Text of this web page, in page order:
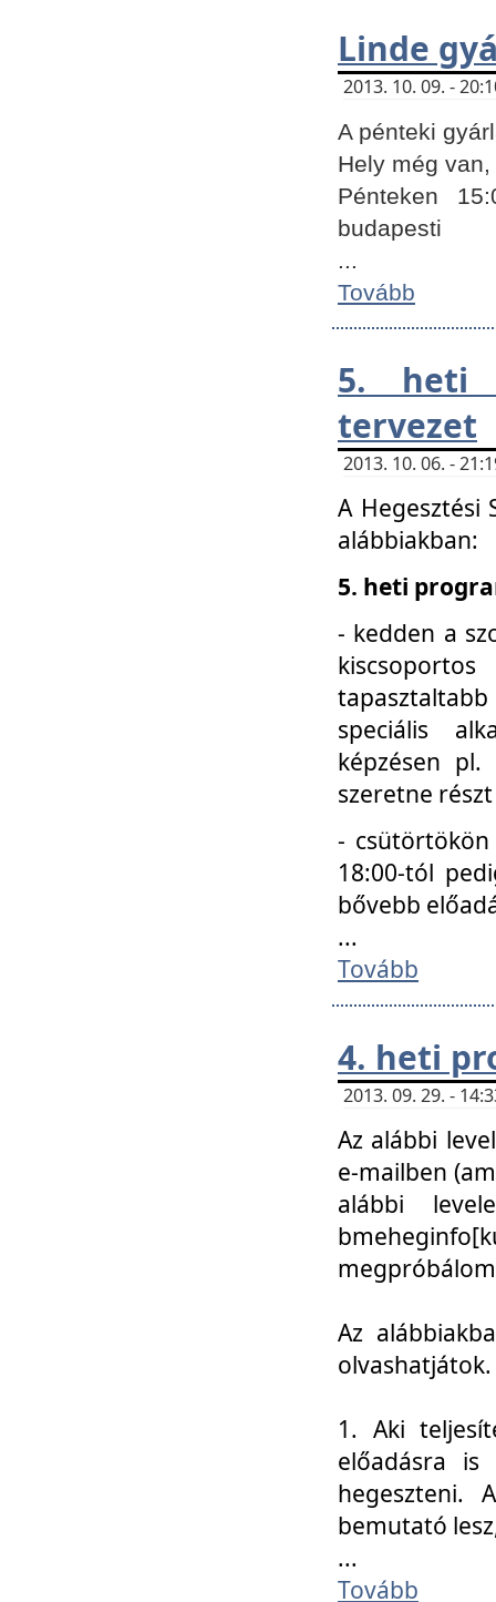
Linde
2013. 10. 09. -
A pénteki
Hely még
Pénteken
budapesti
...
Tovább
5. heti
tervezet
2013. 10. 06. -
A Hegesztési
alábbiakban:
5. heti
- kedden a
speciális
képzésen
szeretne
- csütörtökön
18:00-tól
bővebb
...
Tovább
4. heti
2013. 09. 29. -
Az alábbi
e-mailben
alábbi
Az
olvashatjátok.
1. Aki
előadásra
hegeszteni.
bemutató
...
Tovább